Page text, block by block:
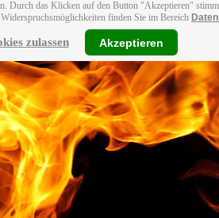
Durch das Klicken auf den Button "Akzeptieren"
finden Sie im Bereich
zulassen Akzeptieren